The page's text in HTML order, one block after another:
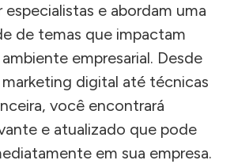
especialistas e abordam uma
de temas que impactam
empresarial. Desde
digital até técnicas
você encontrará
e atualizado que pode
em sua empresa.